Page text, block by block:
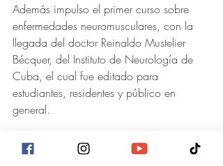
Además impulso el primer curso sobre
enfermedades neuromusculares, con la
llegada del doctor Reinaldo Mustelier
Bécquer, del Instituto de Neurología de
Cuba, el cual fue editado para
estudiantes, residentes y público en
general.
Los casos que presentaron en el curso
estaban basados en casos reales de